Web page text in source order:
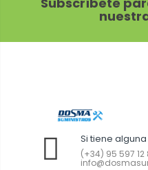
Si tiene
(+34) 95 597 12